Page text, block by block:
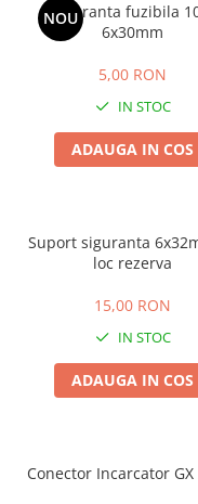
NOU
Siguranta fuzibila
6x30mm
5,00 RON
IN STOC
ADAUGA IN COS
Suport siguranta
loc rezerva
15,00 RON
IN STOC
ADAUGA IN COS
Conector Incarcator